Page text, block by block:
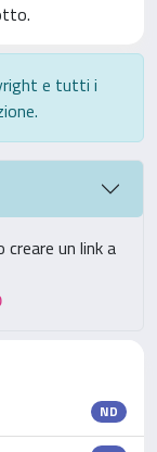
e tutti i
un link a
ND